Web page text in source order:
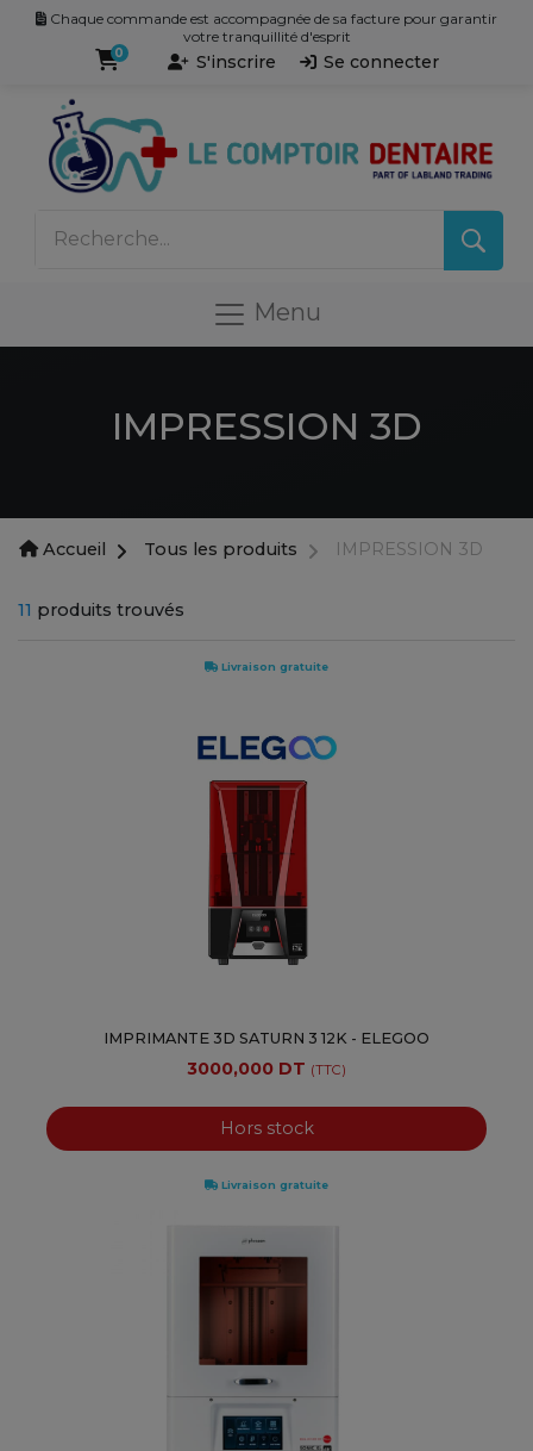
Chaque commande est accompagnée de sa facture pour garantir
votre tranquillité d'esprit
0 S'inscrire Se connecter
Menu
IMPRESSION 3D
Accueil Tous les produits IMPRESSION 3D
11 produits trouvés
Livraison gratuite
IMPRIMANTE 3D SATURN 3 12K - ELEGOO
3000,000 DT (TTC)
Hors stock
Livraison gratuite